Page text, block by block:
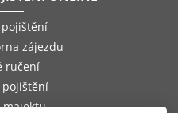
pojištění
zájezdu
ručení
pojištění
majektu